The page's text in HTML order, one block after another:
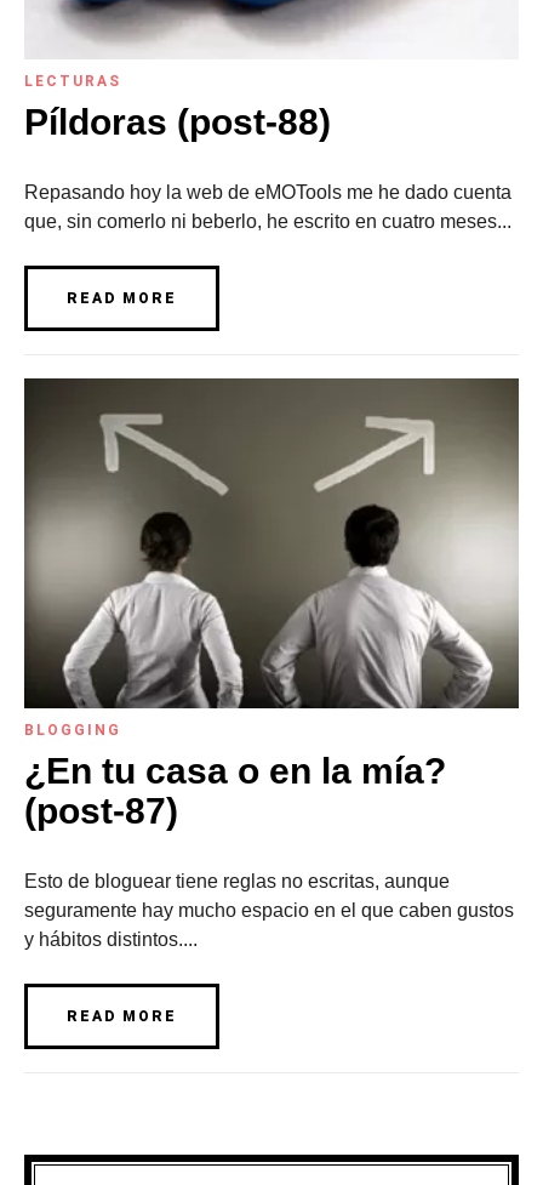
LECTURAS
Píldoras (post-88)
Repasando hoy la web de eMOTools me he dado cuenta
que, sin comerlo ni beberlo, he escrito en cuatro meses...
READ MORE
BLOGGING
¿En tu casa o en la mía?
(post-87)
Esto de bloguear tiene reglas no escritas, aunque
seguramente hay mucho espacio en el que caben gustos
y hábitos distintos....
READ MORE